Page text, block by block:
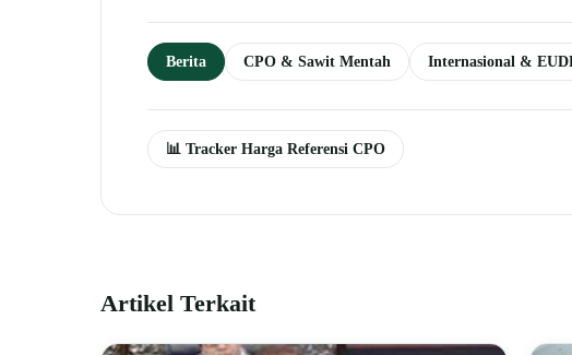
Berita CPO & Sawit Mentah Internasional &
📊 Tracker Harga Referensi CPO
Artikel Terkait